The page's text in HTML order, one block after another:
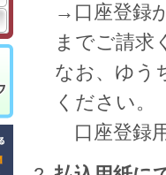
→口座登録
までご請求
なお、ゆう
ください。
口座登録